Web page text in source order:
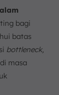
bagi
batas
bottleneck,
masa